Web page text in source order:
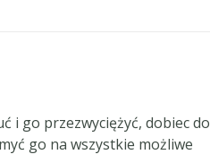
i go przezwyciężyć, dobiec do
go na wszystkie możliwe